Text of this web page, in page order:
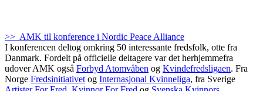
>> AMK til konference i Nordic Peace Alliance
I konferencen deltog omkring 50 interessante fredsfolk, otte fra
Danmark. Fordelt på officielle deltagere var det herhjemmefra
udover AMK også Forbyd Atomvåben og Kvindefredsligaen. Fra
Norge Fredsinitiativet og Internasjonal Kvinneliga, fra Sverige